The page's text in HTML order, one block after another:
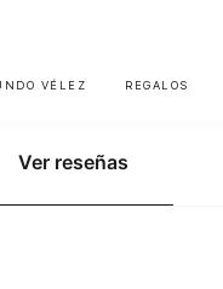
VÉLEZ REGALOS
Ver reseñas